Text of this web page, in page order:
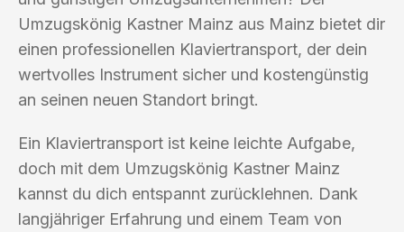
Umzugskönig Kastner Mainz aus Mainz bietet dir
einen professionellen Klaviertransport, der dein
wertvolles Instrument sicher und kostengünstig
an seinen neuen Standort bringt.
Ein Klaviertransport ist keine leichte Aufgabe,
doch mit dem Umzugskönig Kastner Mainz
kannst du dich entspannt zurücklehnen. Dank
langjähriger Erfahrung und einem Team von